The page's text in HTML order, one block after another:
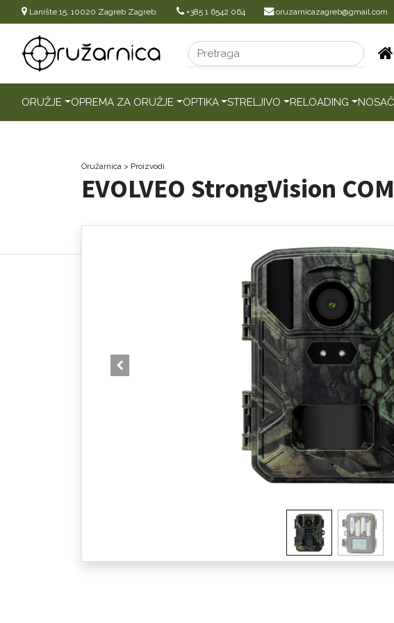
Lanište 15, 10020 Zagreb Zagreb: +385 1 6542 064 oruzarnicazagreb@gmail.com
ORUŽJE OPREMA ZA ORUŽJE OPTIKA STRELJIVO RELOADING
Oružarnica > Proizvodi
EVOLVEO StrongVision